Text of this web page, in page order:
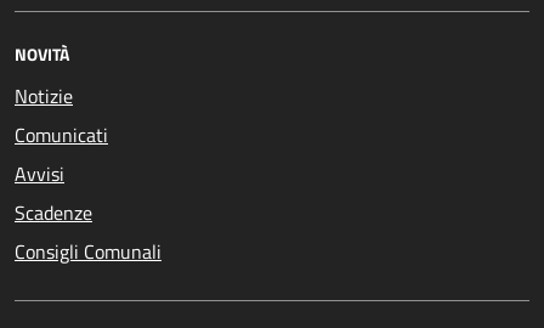
NOVITÀ
Notizie
Comunicati
Avvisi
Scadenze
Consigli Comunali